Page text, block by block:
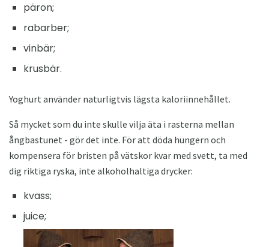
päron;
rabarber;
vinbär;
krusbär.
Yoghurt använder naturligtvis lägsta kaloriinnehållet.
Så mycket som du inte skulle vilja äta i rasterna mellan
ångbastunet - gör det inte. För att döda hungern och
kompensera för bristen på vätskor kvar med svett, ta med
dig riktiga ryska, inte alkoholhaltiga drycker:
kvass;
juice;